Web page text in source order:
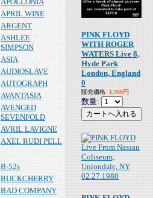
APRIL WINE
ARGENT
ASHLEE
SIMPSON
ASIA
AUDIOSLAVE
AUTOGRAPH
AVANTASIA
AVENGED
SEVENFOLD
AVRIL LAVIGNE
AXEL RUDI PELL
B-52s
BUCKCHERRY
BAD COMPANY
PINK FLOYD
WITH ROGER
WATERS Live 8,
Hyde Park
London, England
0
販売価格 1,980円
数量: